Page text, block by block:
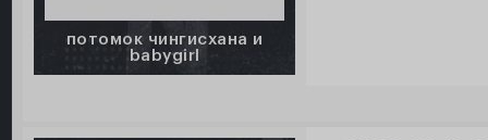
потомок чингисхана и
babygirl